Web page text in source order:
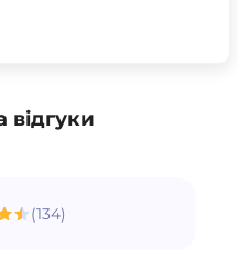
відгуки
(134)